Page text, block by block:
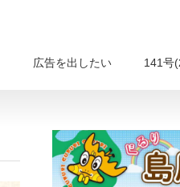
広告を出したい 141号